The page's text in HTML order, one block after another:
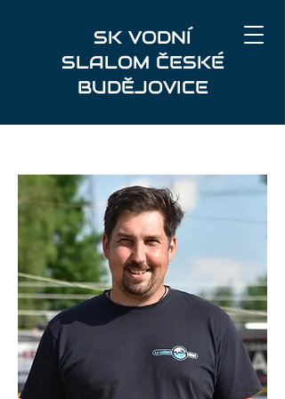
SK VODNÍ
SLALOM ČESKÉ
BUDĚJOVICE